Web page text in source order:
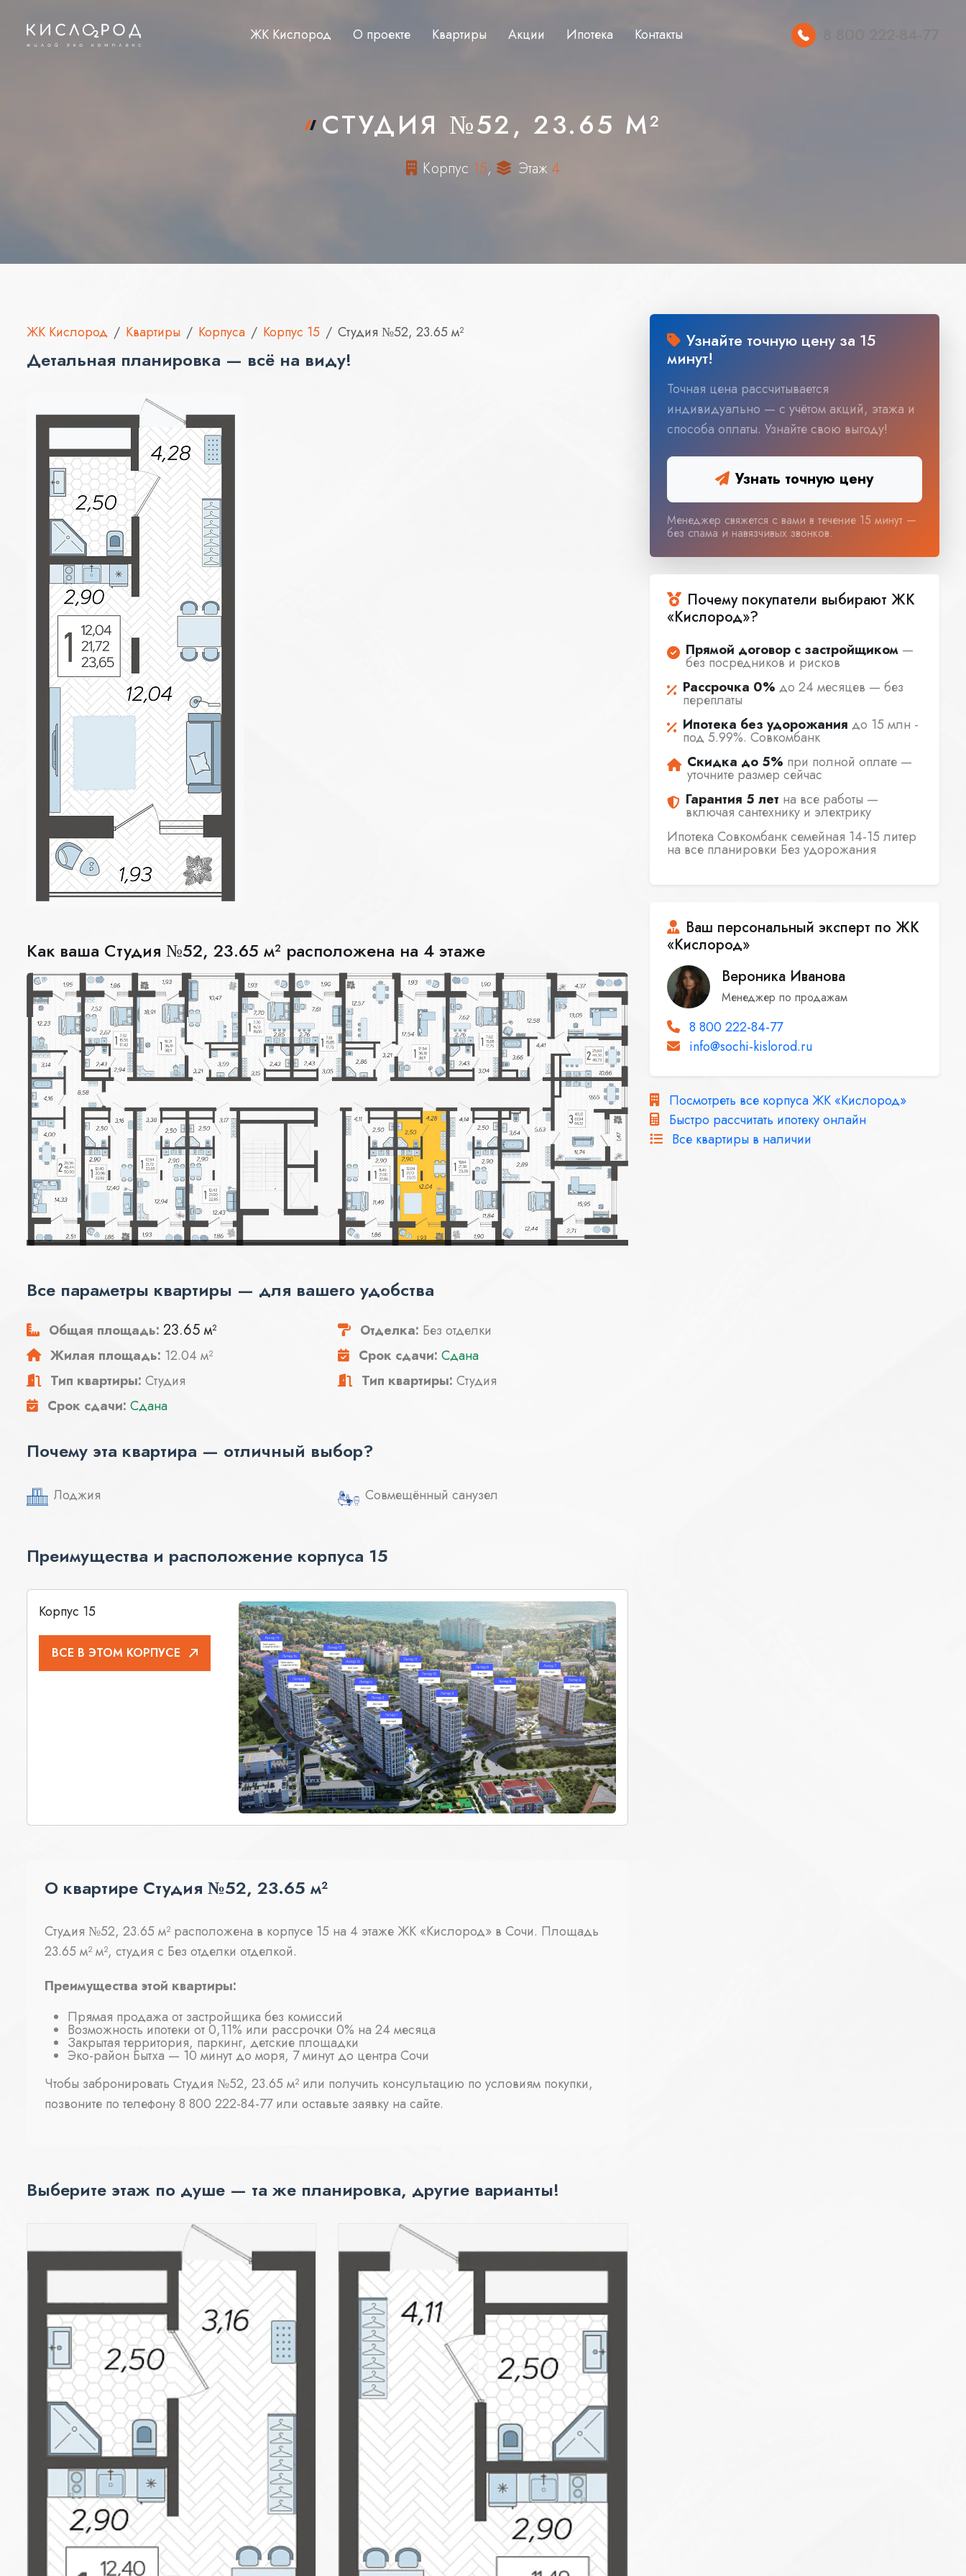
ЖК Кислород О проекте Квартиры Акции Ипотека Контакты
СТУДИЯ №52, 23.65 М²
Корпус 15, Этаж 4
ЖК Кислород Квартиры Корпуса Корпус 15 Студия №52, 23.65 м²
Детальная планировка — всё на виду!
Как ваша Студия №52, 23.65 м² расположена на 4 этаже
Все параметры квартиры — для вашего удобства
Общая площадь: 23.65 м²
Жилая площадь: 12.04 м²
Тип квартиры: Студия
Срок сдачи: Сдана
Отделка: Без отделки
Срок сдачи: Сдана
Тип квартиры: Студия
Почему эта квартира — отличный выбор?
Лоджия Совмещённый санузел
Преимущества и расположение корпуса 15
Корпус 15
ВСЕ В ЭТОМ КОРПУСЕ
О квартире Студия №52, 23.65 м²
Студия №52, 23.65 м² расположена в корпусе 15 на 4 этаже ЖК «Кислород» в Сочи. Площадь
23.65 м² м², студия с Без отделки отделкой.
Преимущества этой квартиры:
Прямая продажа от застройщика без комиссий
Возможность ипотеки от 0,11% или рассрочки 0% на 24 месяца
Закрытая территория, паркинг, детские площадки
Эко-район Бытха — 10 минут до моря, 7 минут до центра Сочи
Чтобы забронировать Студия №52, 23.65 м² или получить консультацию по условиям покупки,
позвоните по телефону 8 800 222-84-77 или оставьте заявку на сайте.
Выберите этаж по душе — та же планировка, другие варианты!
Узнайте точную цену за 15
минут!
Точная цена рассчитывается
индивидуально — с учётом акций, этажа и
способа оплаты. Узнайте свою выгоду!
Узнать точную цену
Менеджер свяжется с вами в течение 15 минут —
без спама и навязчивых звонков.
Почему покупатели выбирают ЖК
«Кислород»?
Прямой договор с застройщиком—
без посредников и рисков
Рассрочка 0% до 24 месяцев — без
переплаты
Ипотека без удорожания до 15 млн -
под 5.99%. Совкомбанк
Скидка до 5% при полной оплате —
уточните размер сейчас
Гарантия 5 лет на все работы —
включая сантехнику и электрику
Ипотека Совкомбанк семейная 14-15 литер
на все планировки Без удорожания
Ваш персональный эксперт по ЖК
«Кислород»
Вероника Иванова
Менеджер по продажам
8 800 222-84-77
info@sochi-kislorod.ru
Посмотреть все корпуса ЖК «Кислород»
Быстро рассчитать ипотеку онлайн
Все квартиры в наличии